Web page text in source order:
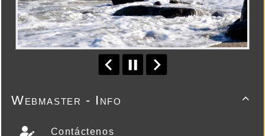

Webmaster - Info
Contáctenos